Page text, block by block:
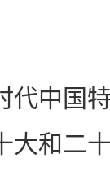
中国特
大和二